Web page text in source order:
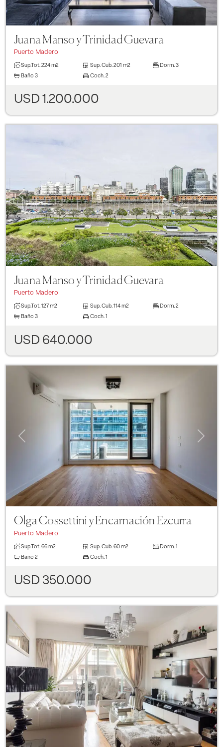
Juana Manso y Trinidad Guevara
Puerto Madero
Sup.Tot. 224 m2 Sup. Cub. 201 m2 Dorm. 3
Baño 3 Coch. 2
USD 1.200.000
Previous Next
Juana Manso y Trinidad Guevara
Puerto Madero
Sup.Tot. 127 m2 Sup. Cub. 114 m2 Dorm. 2
Baño 3 Coch. 1
USD 640.000
Previous
Olga Cossettini y Encarnación Ezcurra
Puerto Madero
Sup.Tot. 66 m2 Sup. Cub. 60 m2 Dorm. 1
Baño 2 Coch. 1
USD 350.000
Previous Next